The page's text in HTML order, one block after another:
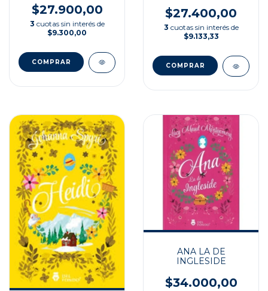
$27.900,00
3 cuotas sin interés de
$9.300,00
$27.400,00
3 cuotas sin interés de
$9.133,33
ANA LA DE
INGLESIDE
$34.000,00